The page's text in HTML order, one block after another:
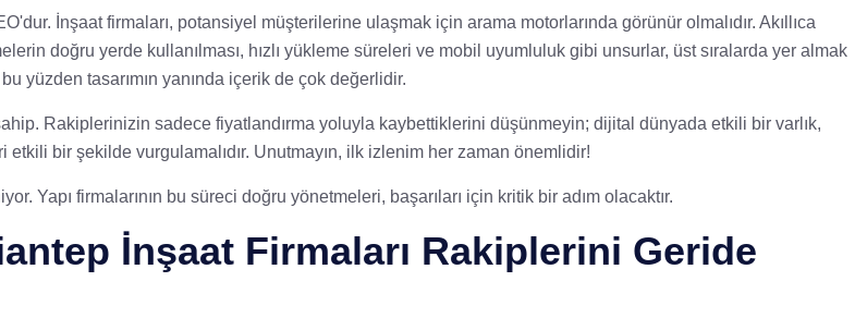
İnşaat firmaları, potansiyel müşterilerine ulaşmak için arama motorlarında görünür olmalıdır. Akıllıca
doğru yerde kullanılması, hızlı yükleme süreleri ve mobil uyumluluk gibi unsurlar, üst sıralarda yer almak
yüzden tasarımın yanında içerik de çok değerlidir.
Rakiplerinizin sadece fiyatlandırma yoluyla kaybettiklerini düşünmeyin; dijital dünyada etkili bir varlık,
etkili bir şekilde vurgulamalıdır. Unutmayın, ilk izlenim her zaman önemlidir!
Yapı firmalarının bu süreci doğru yönetmeleri, başarıları için kritik bir adım olacaktır.
İnşaat Firmaları Rakiplerini Geride